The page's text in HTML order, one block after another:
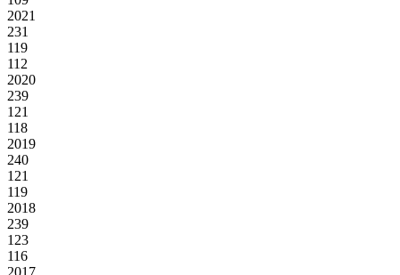
2021
231
119
112
2020
239
121
118
2019
240
121
119
2018
239
123
116
2017